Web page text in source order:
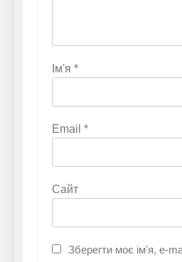
Ім'я *
Email *
Сайт
Зберегти моє ім'я, e-